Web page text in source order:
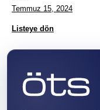
Temmuz 15, 2024
Listeye dön